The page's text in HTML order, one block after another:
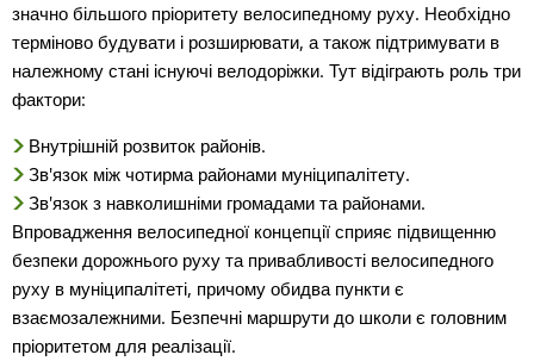
значно більшого пріоритету велосипедному руху. Необхідно
терміново будувати і розширювати, а також підтримувати в
належному стані існуючі велодоріжки. Тут відіграють роль три
фактори:
Внутрішній розвиток районів.
Зв'язок між чотирма районами муніципалітету.
Зв'язок з навколишніми громадами та районами.
Впровадження велосипедної концепції сприяє підвищенню
безпеки дорожнього руху та привабливості велосипедного
руху в муніципалітеті, причому обидва пункти є
взаємозалежними. Безпечні маршрути до школи є головним
пріоритетом для реалізації.